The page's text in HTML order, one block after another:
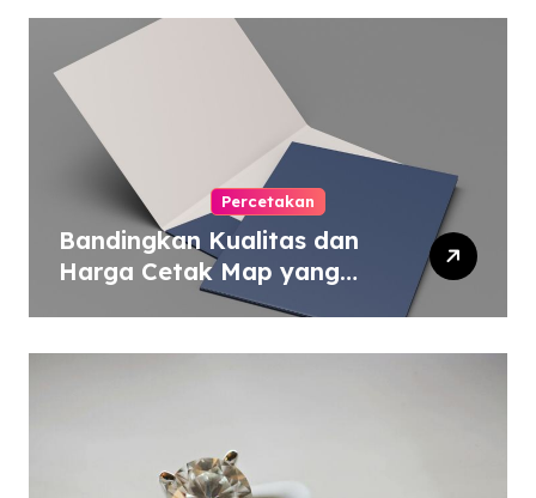
Percetakan
Bandingkan Kualitas dan
Harga Cetak Map yang
Murah atau Mahal